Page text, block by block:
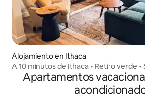
Alojamiento en Ithaca
A 10 minutos de Ithaca • Retiro verde •
infrarrojos
Apartamentos